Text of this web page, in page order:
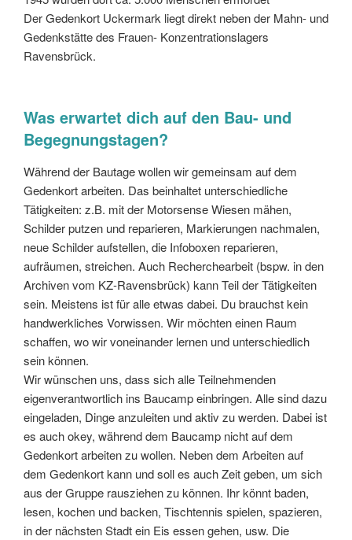
Der Gedenkort Uckermark liegt direkt neben der Mahn- und
Gedenkstätte des Frauen- Konzentrationslagers
Ravensbrück.
Was erwartet dich auf den Bau- und
Begegnungstagen?
Während der Bautage wollen wir gemeinsam auf dem
Gedenkort arbeiten. Das beinhaltet unterschiedliche
Tätigkeiten: z.B. mit der Motorsense Wiesen mähen,
Schilder putzen und reparieren, Markierungen nachmalen,
neue Schilder aufstellen, die Infoboxen reparieren,
aufräumen, streichen. Auch Recherchearbeit (bspw. in den
Archiven vom KZ-Ravensbrück) kann Teil der Tätigkeiten
sein. Meistens ist für alle etwas dabei. Du brauchst kein
handwerkliches Vorwissen. Wir möchten einen Raum
schaffen, wo wir voneinander lernen und unterschiedlich
sein können.
Wir wünschen uns, dass sich alle Teilnehmenden
eigenverantwortlich ins Baucamp einbringen. Alle sind dazu
eingeladen, Dinge anzuleiten und aktiv zu werden. Dabei ist
es auch okey, während dem Baucamp nicht auf dem
Gedenkort arbeiten zu wollen. Neben dem Arbeiten auf
dem Gedenkort kann und soll es auch Zeit geben, um sich
aus der Gruppe rausziehen zu können. Ihr könnt baden,
lesen, kochen und backen, Tischtennis spielen, spazieren,
in der nächsten Stadt ein Eis essen gehen, usw. Die